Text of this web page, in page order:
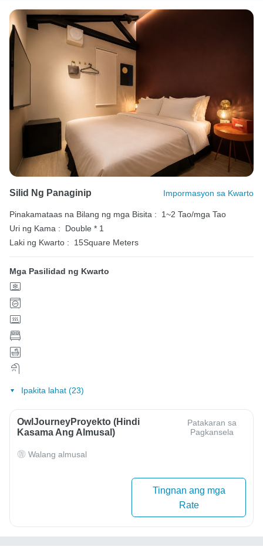
Silid Ng Panaginip Impormasyon sa Kwarto
Pinakamataas na Bilang ng mga Bisita :
1~2 Tao/mga Tao
Uri ng Kama :
Double * 1
Laki ng Kwarto :
15Square Meters
Mga Pasilidad ng Kwarto
Ipakita lahat (23)
OwlJourneyProyekto (Hindi
Kasama Ang Almusal)
Patakaran sa
Pagkansela
Walang almusal
Tingnan ang mga
Rate